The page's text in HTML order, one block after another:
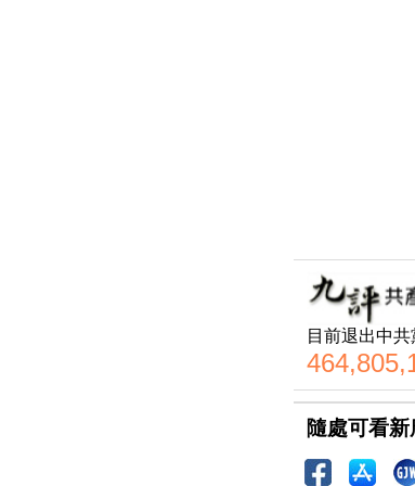
目前退出中
隨處可看新